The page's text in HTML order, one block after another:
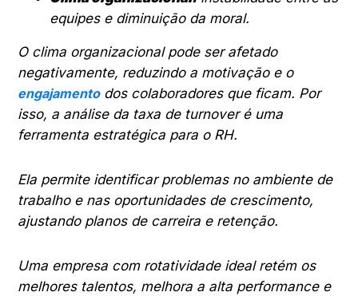
equipes e diminuição da moral.
O clima organizacional pode ser afetado
negativamente, reduzindo a motivação e o
engajamentodos colaboradores que ficam. Por
isso, a análise da taxa de turnover é uma
ferramenta estratégica para o RH.
Ela permite identificar problemas no ambiente de
trabalho e nas oportunidades de crescimento,
ajustando planos de carreira e retenção.
Uma empresa com rotatividade ideal retém os
melhores talentos, melhora a alta performance e